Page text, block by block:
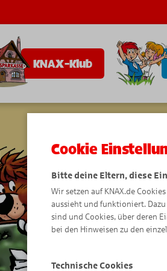
KNAX-Klub
Cookie
Bitte deine Eltern, diese
Wir setzen auf KNAX.de
aussieht und funktioniert.
sind und Cookies, über deren
bei den Hinweisen zu den
Technische Cookies